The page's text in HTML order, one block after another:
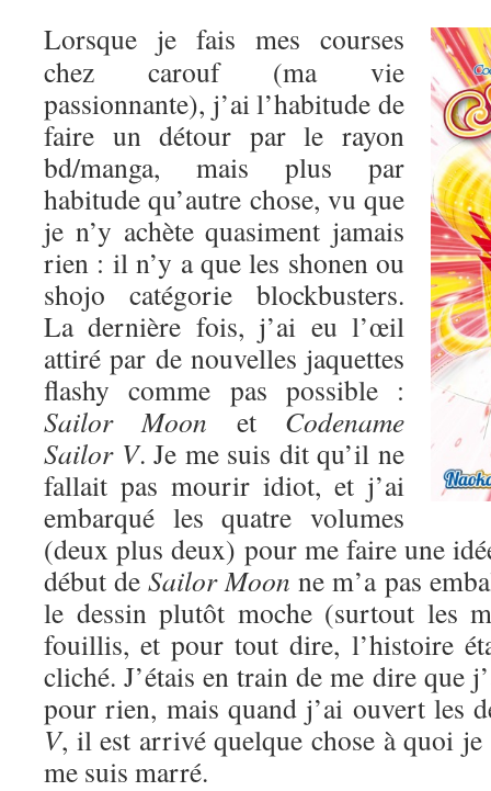
Lorsque je fais mes courses
chez carouf (ma vie
passionnante), j’ai l’habitude de
faire un détour par le rayon
bd/manga, mais plus par
habitude qu’autre chose, vu que
je n’y achète quasiment jamais
rien : il n’y a que les shonen ou
shojo catégorie blockbusters.
La dernière fois, j’ai eu l’œil
attiré par de nouvelles jaquettes
flashy comme pas possible :
Sailor Moon et Codename
Sailor V. Je me suis dit qu’il ne
fallait pas mourir idiot, et j’ai
embarqué les quatre volumes
(deux plus deux) pour me faire une
début deSailor Moon ne m’a pas
le dessin plutôt moche (surtout les
fouillis, et pour tout dire, l’histoire
cliché. J’étais en train de me dire que
pour rien, mais quand j’ai ouvert les
V, il est arrivé quelque chose à quoi je
me suis marré.